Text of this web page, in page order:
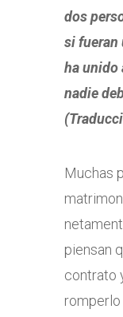
dos
si fueran
ha unido
nadie
Muchas
piensan
contrato